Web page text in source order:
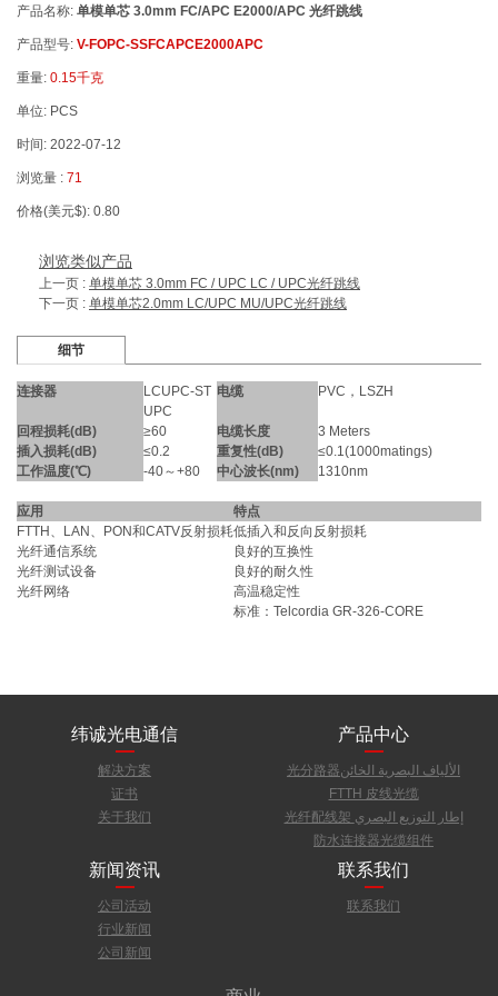
产品名称: 单模单芯 3.0mm FC/APC E2000/APC 光纤跳线
产品型号: V-FOPC-SSFCAPCE2000APC
重量: 0.15千克
单位: PCS
时间: 2022-07-12
浏览量 : 71
价格(美元$): 0.80
浏览类似产品
上一页 : 单模单芯 3.0mm FC / UPC LC / UPC光纤跳线
下一页 : 单模单芯2.0mm LC/UPC MU/UPC光纤跳线
细节
连接器
LCUPC-ST
UPC
电缆 PVC，LSZH
回程损耗(dB) ≥60 电缆长度
3 Meters
插入损耗(dB)
≤0.2 重复性(dB)
≤0.1(1000matings)
工作温度(℃)
-40～+80 中心波长(nm) 1310nm
应用
特点
FTTH、LAN、PON和CATV反射损耗
光纤通信系统
光纤测试设备
光纤网络
低插入和反向反射损耗
良好的互换性
良好的耐久性
高温稳定性
标准：Telcordia GR-326-CORE
纬诚光电通信
解决方案
证书
关于我们
产品中心
光分路器الألياف البصرية الخائن
FTTH 皮线光缆
光纤配线架 إطار التوزيع البصري
防水连接器光缆组件
新闻资讯
公司活动
行业新闻
公司新闻
联系我们
联系我们